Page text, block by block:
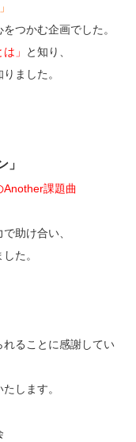
つかむ企画でした。
」
と知り、
ました。
」
Another課題曲
助け合い、
た。
ることに感謝してい
します。